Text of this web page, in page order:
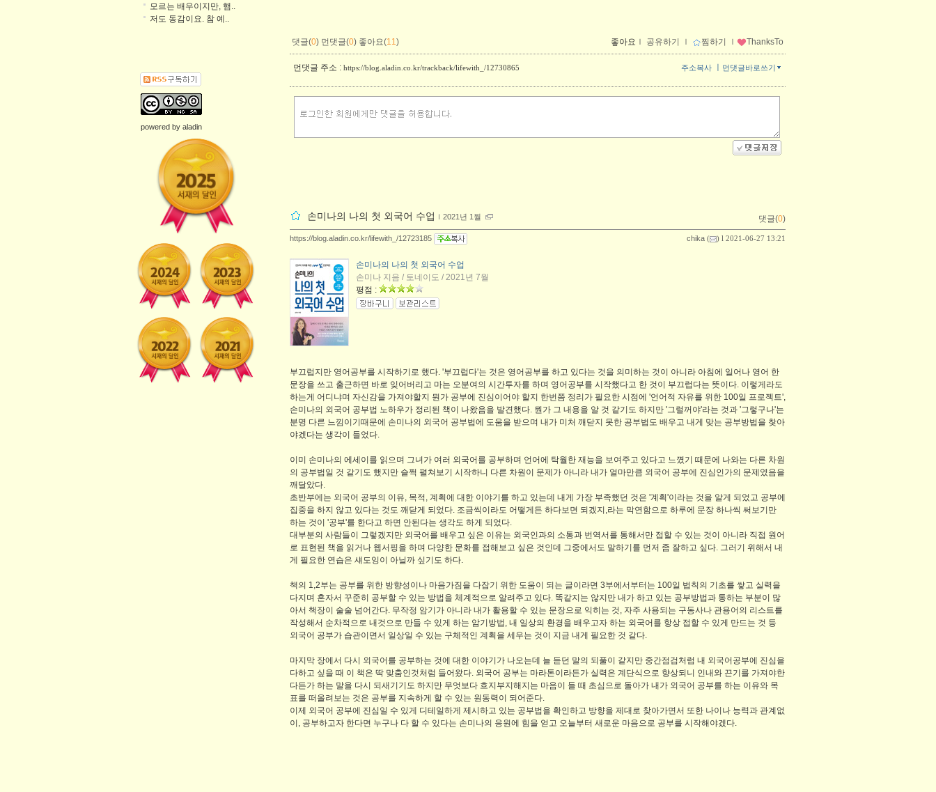
댓글(0) 먼댓글(0) 좋아요(11 ) 좋아요 ｌ 공유하기 ｌ 찜하기 ｌ ThanksTo
먼댓글 주소 : https://blog.aladin.co.kr/trackback/lifewith_/12730865 먼댓글바로쓰기
주소복사 ㅣ
손미나의 나의 첫 외국어 수업 ｌ 2021년 1월 댓글(0)
chika ( ) l 2021-06-27 13:21
https://blog.aladin.co.kr/lifewith_/12723185
손미나의 나의 첫 외국어 수업
손미나 지음 / 토네이도 / 2021년 7월
평점 :
부끄럽지만 영어공부를 시작하기로 했다. '부끄럽다'는 것은 영어공부를 하고 있다는 것을 의미하는 것이 아니라 아침에 일어나 영어 한
문장을 쓰고 출근하면 바로 잊어버리고 마는 오분여의 시간투자를 하며 영어공부를 시작했다고 한 것이 부끄럽다는 뜻이다. 이렇게라도
하는게 어디냐며 자신감을 가져야할지 뭔가 공부에 진심이어야 할지 한번쯤 정리가 필요한 시점에 '언어적 자유를 위한 100일 프로젝트',
손미나의 외국어 공부법 노하우가 정리된 책이 나왔음을 발견했다. 뭔가 그 내용을 알 것 같기도 하지만 '그럴꺼야'라는 것과 '그렇구나'는
분명 다른 느낌이기때문에 손미나의 외국어 공부법에 도움을 받으며 내가 미처 깨닫지 못한 공부법도 배우고 내게 맞는 공부방법을 찾아
야겠다는 생각이 들었다.
이미 손미나의 에세이를 읽으며 그녀가 여러 외국어를 공부하며 언어에 탁월한 재능을 보여주고 있다고 느꼈기 때문에 나와는 다른 차원
의 공부법일 것 같기도 했지만 슬쩍 펼쳐보기 시작하니 다른 차원이 문제가 아니라 내가 얼마만큼 외국어 공부에 진심인가의 문제였음을
깨달았다.
초반부에는 외국어 공부의 이유, 목적, 계획에 대한 이야기를 하고 있는데 내게 가장 부족했던 것은 '계획'이라는 것을 알게 되었고 공부에
집중을 하지 않고 있다는 것도 깨닫게 되었다. 조금씩이라도 어떻게든 하다보면 되겠지,라는 막연함으로 하루에 문장 하나씩 써보기만
하는 것이 '공부'를 한다고 하면 안된다는 생각도 하게 되었다.
대부분의 사람들이 그렇겠지만 외국어를 배우고 싶은 이유는 외국인과의 소통과 번역서를 통해서만 접할 수 있는 것이 아니라 직접 원어
로 표현된 책을 읽거나 웹서핑을 하며 다양한 문화를 접해보고 싶은 것인데 그중에서도 말하기를 먼저 좀 잘하고 싶다. 그러기 위해서 내
게 필요한 연습은 섀도잉이 아닐까 싶기도 하다.
책의 1,2부는 공부를 위한 방향성이나 마음가짐을 다잡기 위한 도움이 되는 글이라면 3부에서부터는 100일 법칙의 기초를 쌓고 실력을
다지며 혼자서 꾸준히 공부할 수 있는 방법을 체계적으로 알려주고 있다. 똑같지는 않지만 내가 하고 있는 공부방법과 통하는 부분이 많
아서 책장이 술술 넘어간다. 무작정 암기가 아니라 내가 활용할 수 있는 문장으로 익히는 것, 자주 사용되는 구동사나 관용어의 리스트를
작성해서 순차적으로 내것으로 만들 수 있게 하는 암기방법, 내 일상의 환경을 배우고자 하는 외국어를 항상 접할 수 있게 만드는 것 등
외국어 공부가 습관이면서 일상일 수 있는 구체적인 계획을 세우는 것이 지금 내게 필요한 것 같다.
마지막 장에서 다시 외국어를 공부하는 것에 대한 이야기가 나오는데 늘 듣던 말의 되풀이 같지만 중간점검처럼 내 외국어공부에 진심을
다하고 싶을 때 이 책은 딱 맞춤인것처럼 들어왔다. 외국어 공부는 마라톤이라든가 실력은 계단식으로 향상되니 인내와 끈기를 가져야한
다든가 하는 말을 다시 되새기기도 하지만 무엇보다 흐지부지해지는 마음이 들 때 초심으로 돌아가 내가 외국어 공부를 하는 이유와 목
표를 떠올려보는 것은 공부를 지속하게 할 수 있는 원동력이 되어준다.
이제 외국어 공부에 진심일 수 있게 디테일하게 제시하고 있는 공부법을 확인하고 방향을 제대로 찾아가면서 또한 나이나 능력과 관계없
이, 공부하고자 한다면 누구나 다 할 수 있다는 손미나의 응원에 힘을 얻고 오늘부터 새로운 마음으로 공부를 시작해야겠다.
모르는 배우이지만, 햄..
저도 동감이요. 참 예..
powered by aladin